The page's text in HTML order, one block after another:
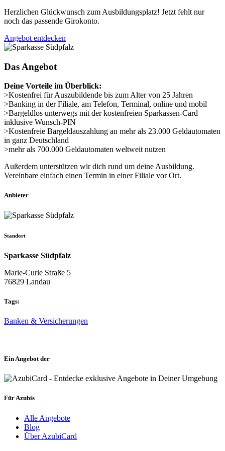
Herzlichen Glückwunsch zum Ausbildungsplatz! Jetzt fehlt nur
noch das passende Girokonto.
Angebot entdecken
Das Angebot
Deine Vorteile im Überblick:
>Kostenfrei für Auszu­bildende bis zum Alter von 25 Jahren
>Banking in der Filiale, am Telefon, Terminal, online und mobil
>Bargeld­los unterwegs mit der kosten­freien Sparkassen-Card
inklusive Wunsch-PIN
>Kosten­freie Bargeld­auszahlung an mehr als 23.000 Geld­automaten
in ganz Deutschland
>mehr als 700.000 Geld­automaten welt­weit nutzen
Außerdem unterstützen wir dich rund um deine Ausbildung.
Vereinbare einfach einen Termin in einer Filiale vor Ort.
Anbieter
Standort
Sparkasse Südpfalz
Marie-Curie Straße 5
76829 Landau
Tags:
Banken & Versicherungen
Ein Angebot der
Für Azubis
Alle Angebote
Blog
Über AzubiCard